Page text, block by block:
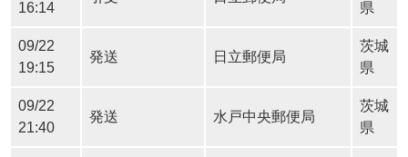
16:14 県
09/22
19:15
発送 日立郵便局
茨城
県
09/22
21:40
発送 水戸中央郵便局
茨城
県